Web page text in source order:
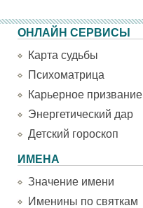
ОНЛАЙН СЕРВИСЫ
Карта судьбы
Психоматрица
Карьерное призвание
Энергетический дар
Детский гороскоп
ИМЕНА
Значение имени
Именины по святкам